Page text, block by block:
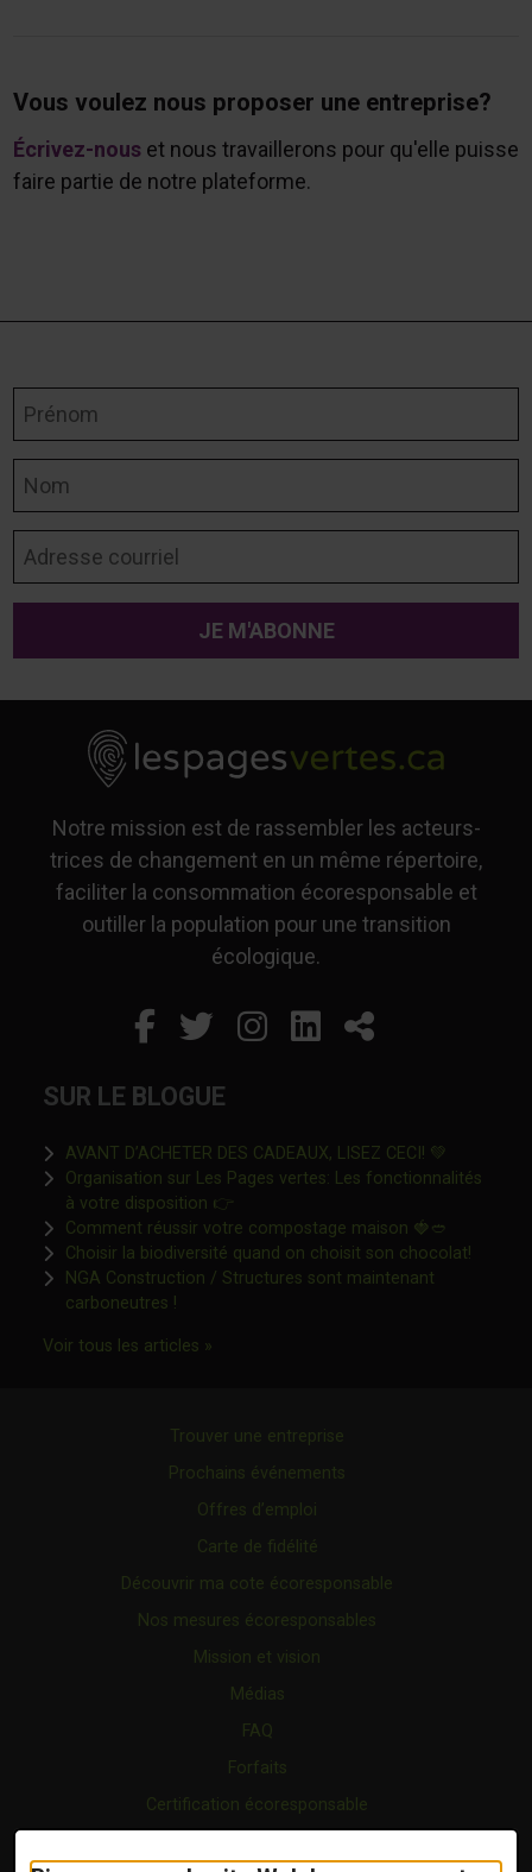
Vous voulez nous proposer une entreprise?
Écrivez-nouset nous travaillerons pour qu'elle puisse
faire partie de notre plateforme.
Notre mission est de rassembler les acteurs-
trices de changement en un même répertoire,
faciliter la consommation écoresponsable et
outiller la population pour une transition
écologique.
Facebook
Ce lien s'ouvrira dans
Twitter
Ce lien s'ouvrira
Instagram
Ce lien s'ouvrira
LinkedIn
Ce lienPartager
SUR LE BLOGUE
AVANT D’ACHETER DES CADEAUX, LISEZ CECI! 💚
Organisation sur Les Pages vertes: Les fonctionnalités
à votre disposition 👉Ce lien s'ouvrira dans une nouvelle
Comment réussir votre compostage maison 🍓🥙
Choisir la biodiversité quand on choisit son chocolat!Ce lien
NGA Construction / Structures sont maintenant
carboneutres !Ce lien s'ouvrira dans une nouvelle fenêtre"
Voir tous les articles »Ce lien s'ouvrira dans une nouvelle
Trouver une entreprise
Prochains événements
Offres d’emploi
Carte de fidélité
Découvrir ma cote écoresponsable
Nos mesures écoresponsables
Mission et vision
Médias
FAQ
Forfaits
Certification écoresponsable